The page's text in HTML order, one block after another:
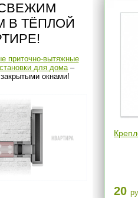
В ТЁПЛОЙ
приточно-вытяжные
для дома–
окнами!
20